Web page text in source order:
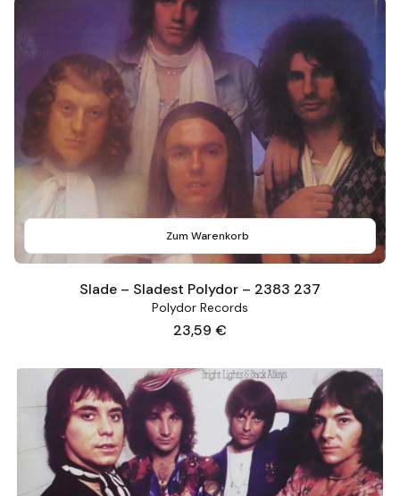
Zum Warenkorb
Slade – Sladest Polydor – 2383 237
Polydor Records
Preis
23,59 €